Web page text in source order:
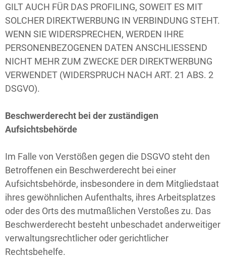
GILT AUCH FÜR DAS PROFILING, SOWEIT ES MIT
SOLCHER DIREKTWERBUNG IN VERBINDUNG STEHT.
WENN SIE WIDERSPRECHEN, WERDEN IHRE
PERSONENBEZOGENEN DATEN ANSCHLIESSEND
NICHT MEHR ZUM ZWECKE DER DIREKTWERBUNG
VERWENDET (WIDERSPRUCH NACH ART. 21 ABS. 2
DSGVO).
Beschwerderecht bei der zuständigen
Aufsichtsbehörde
Im Falle von Verstößen gegen die DSGVO steht den
Betroffenen ein Beschwerderecht bei einer
Aufsichtsbehörde, insbesondere in dem Mitgliedstaat
ihres gewöhnlichen Aufenthalts, ihres Arbeitsplatzes
oder des Orts des mutmaßlichen Verstoßes zu. Das
Beschwerderecht besteht unbeschadet anderweitiger
verwaltungsrechtlicher oder gerichtlicher
Rechtsbehelfe.